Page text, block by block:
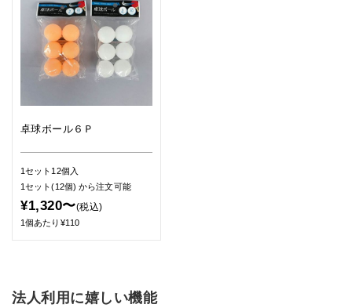
卓球ボール６Ｐ
1セット12個入
1セット(12個)から注文可能
¥1,320〜(税込)
1個あたり¥110
法人利用に嬉しい機能